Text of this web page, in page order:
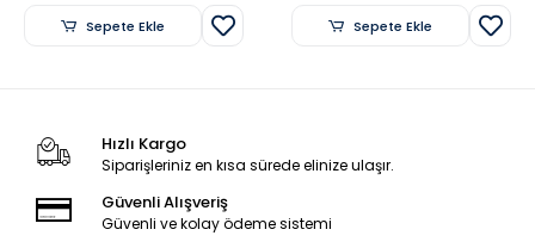
Sepete Ekle Sepete Ekle
Hızlı Kargo
Siparişleriniz en kısa sürede elinize ulaşır.
Güvenli Alışveriş
Güvenli ve kolay ödeme sistemi